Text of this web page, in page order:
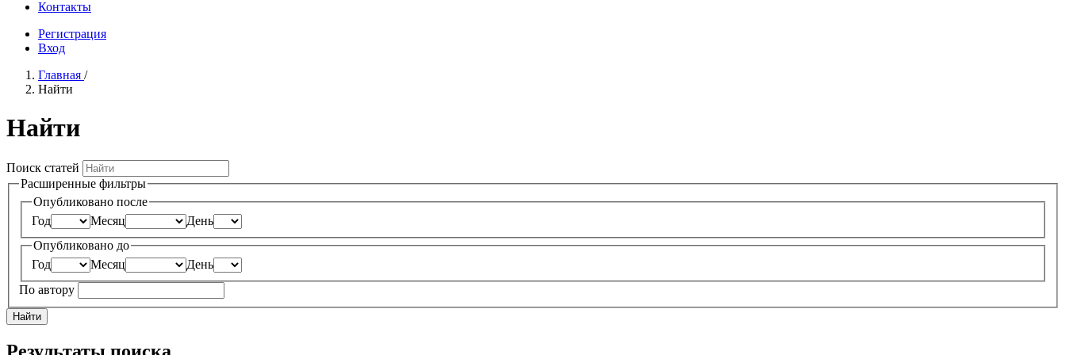
Контакты
Регистрация
Вход
Главная /
Найти
Найти
Поиск статей
Расширенные фильтры
Опубликовано после
Год
Месяц
День
Опубликовано до
Год
Месяц
День
По автору
Найти
Результаты поиска